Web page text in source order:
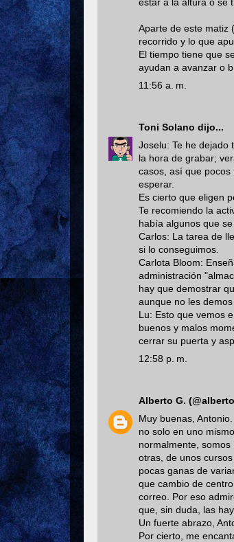
Aparte de este matiz
recorrido y lo que
El tiempo tiene que
ayudan a avanzar o
11:56 a. m.
Toni Solano dijo...
Joselu: Te he dejado
la hora de grabar;
casos, así que
esperar.
Es cierto que eligen
Te recomiendo la
había algunos que
Carlos: La tarea de
si lo conseguimos.
Carlota Bloom:
administración
hay que demostrar
aunque no les
Lu: Esto que vemos
buenos y malos
cerrar su puerta y
12:58 p. m.
Alberto G.
Muy buenas,
no solo en uno
normalmente,
otras, de unos
pocas ganas de
que cambio de
correo. Por eso
que, sin duda, las
Un fuerte abrazo,
Por cierto, me